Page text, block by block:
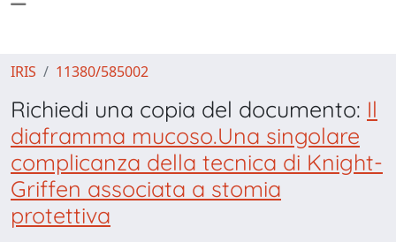
IRIS 11380/585002
Richiedi una copia del documento: Il
diaframma mucoso.Una singolare
complicanza della tecnica di Knight-
Griffen associata a stomia
protettiva